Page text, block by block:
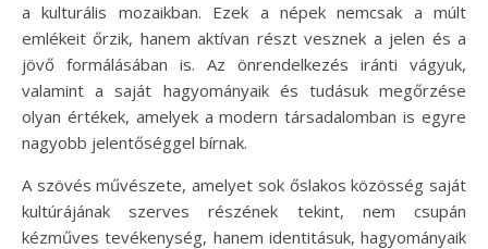
a kulturális mozaikban. Ezek a népek nemcsak a múlt
emlékeit őrzik, hanem aktívan részt vesznek a jelen és a
jövő formálásában is. Az önrendelkezés iránti vágyuk,
valamint a saját hagyományaik és tudásuk megőrzése
olyan értékek, amelyek a modern társadalomban is egyre
nagyobb jelentőséggel bírnak.
A szövés művészete, amelyet sok őslakos közösség saját
kultúrájának szerves részének tekint, nem csupán
kézműves tevékenység, hanem identitásuk, hagyományaik